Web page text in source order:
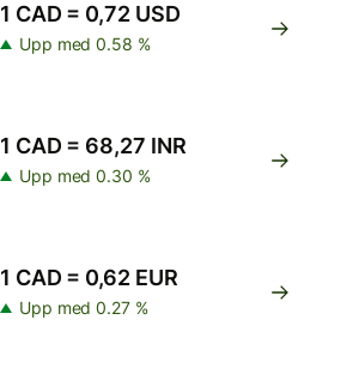
1 CAD = 0,72 USD
Upp med 0.58 %
1 CAD = 68,27 INR
Upp med 0.30 %
1 CAD = 0,62 EUR
Upp med 0.27 %